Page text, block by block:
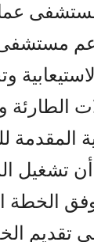
مستشفى
الطارئة
المقدمة
أن تشغيل
الخطة
تقديم